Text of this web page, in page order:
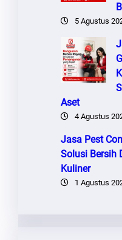
5 Agustus
Aset
4 Agustus
Jasa Pest
Solusi Bersih
Kuliner
1 Agustus